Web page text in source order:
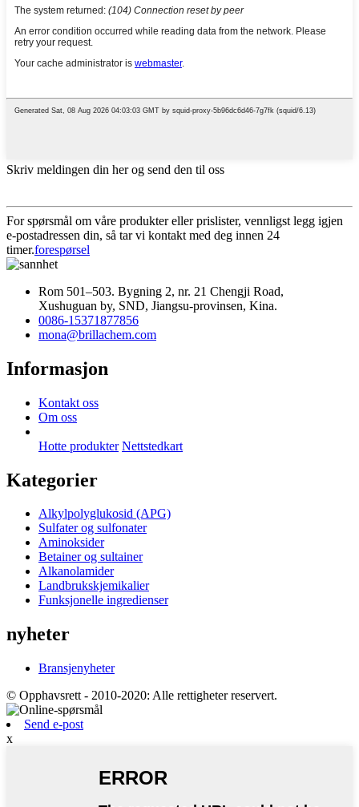
Skriv meldingen din her og send den til oss
For spørsmål om våre produkter eller prislister, vennligst legg igjen
e-postadressen din, så tar vi kontakt med deg innen 24
timer.forespørsel
Rom 501–503. Bygning 2, nr. 21 Chengji Road,
Xushuguan by, SND, Jiangsu-provinsen, Kina.
0086-15371877856
mona@brillachem.com
Informasjon
Kontakt oss
Om oss
Hotte produkter Nettstedkart
Kategorier
Alkylpolyglukosid (APG)
Sulfater og sulfonater
Aminoksider
Betainer og sultainer
Alkanolamider
Landbrukskjemikalier
Funksjonelle ingredienser
nyheter
Bransjenyheter
© Opphavsrett - 2010-2020: Alle rettigheter reservert.
Send e-post
x